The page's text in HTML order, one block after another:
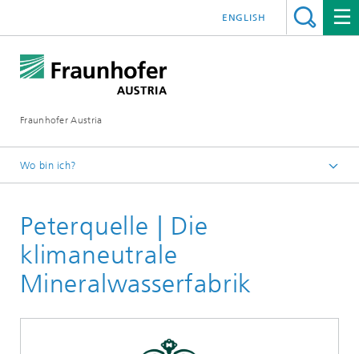
Fraunhofer Austria
ENGLISH
Wo bin ich?
Peterquelle | Die
klimaneutrale
Mineralwasserfabrik